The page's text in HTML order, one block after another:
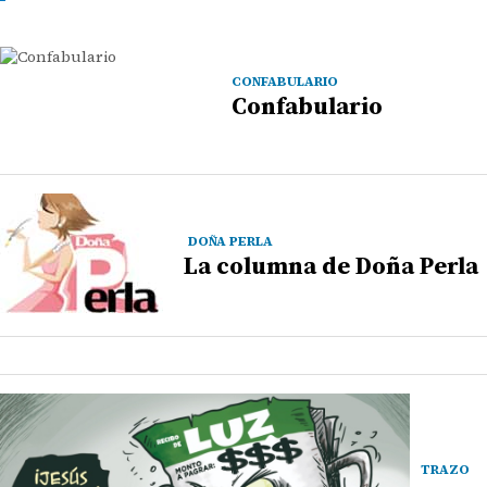
CONFABULARIO
Confabulario
DOÑA PERLA
La columna de Doña Perla
TRAZO